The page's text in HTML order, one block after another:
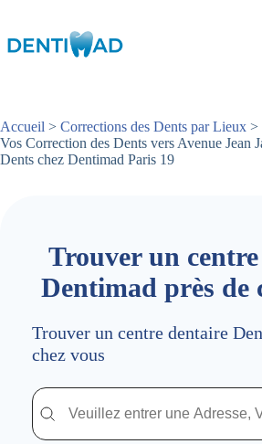
contenu
Accueil > Corrections des Dents par Lieux >
Vos Correction des Dents vers Avenue Jean
Dents chez Dentimad Paris 19
Trouver un
Dentimad près de
Trouver un centre dentaire
chez vous
Trouver un centre dentaire
Trouver un centre dentaire Dentimad